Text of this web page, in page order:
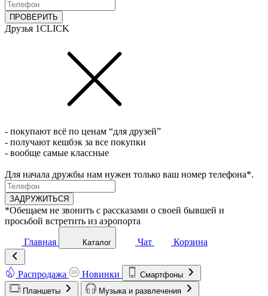
ПРОВЕРИТЬ
Друзья 1CLICK
- покупают всё по ценам “для друзей”
- получают кешбэк за все покупки
- вообще самые классные
Для начала дружбы нам нужен только ваш номер телефона*.
ЗАДРУЖИТЬСЯ
*Обещаем не звонить с рассказами о своей бывшей и
просьбой встретить из аэропорта
Главная Каталог Чат Корзина
Распродажа Новинки
Смартфоны
Планшеты
Музыка и развлечения